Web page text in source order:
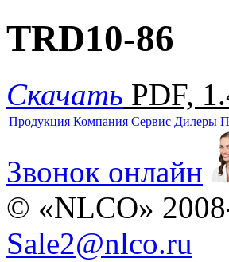
TRD10-86
Скачать PDF,
Продукция Компания Сервис Дилеры
Звонок онлайн
© «NLCO»
Sale2@nlco.ru